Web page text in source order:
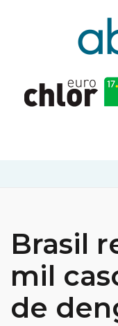
Brasil
mil
de